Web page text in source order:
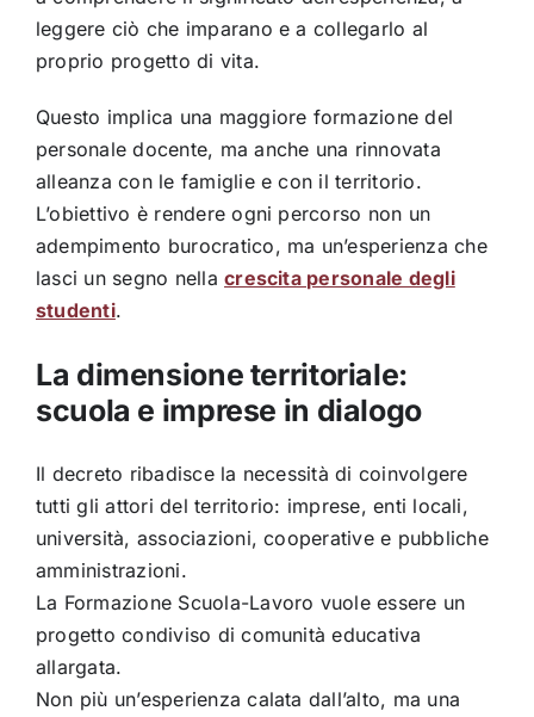
leggere ciò che imparano e a collegarlo al
proprio progetto di vita.
Questo implica una maggiore formazione del
personale docente, ma anche una rinnovata
alleanza con le famiglie e con il territorio.
L’obiettivo è rendere ogni percorso non un
adempimento burocratico, ma un’esperienza che
lasci un segno nellacrescita personale degli
studenti.
La dimensione territoriale:
scuola e imprese in dialogo
Il decreto ribadisce la necessità di coinvolgere
tutti gli attori del territorio: imprese, enti locali,
università, associazioni, cooperative e pubbliche
amministrazioni.
La Formazione Scuola-Lavoro vuole essere un
progetto condiviso di comunità educativa
allargata.
Non più un’esperienza calata dall’alto, ma una